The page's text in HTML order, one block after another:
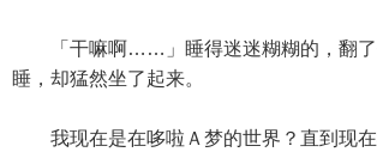
「干嘛啊……」睡得迷迷糊糊的，翻了
睡，却猛然坐了起来。
我现在是在哆啦Ａ梦的世界？直到现在